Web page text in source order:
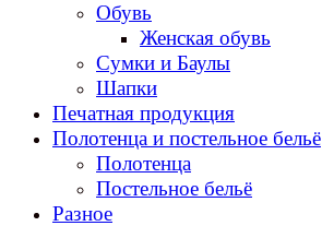
Обувь
Женская обувь
Сумки и Баулы
Шапки
Печатная продукция
Полотенца и постельное бельё
Полотенца
Постельное бельё
Разное